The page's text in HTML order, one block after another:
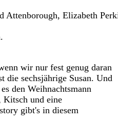
Attenborough, Elizabeth
wir nur fest genug daran
die sechsjährige Susan. Und
den Weihnachtsmann
und eine
gibt's in diesem